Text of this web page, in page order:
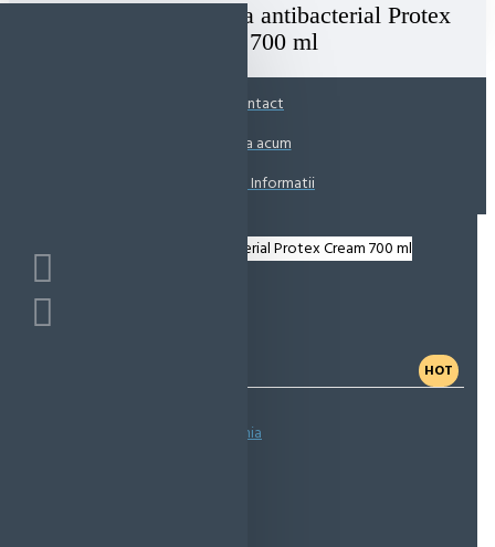
Sapun lichid Rezerva antibacterial Protex
Cream 700 ml
Contact
Suna acum
Solicita Informatii
HOT
Spune-ţi opinia